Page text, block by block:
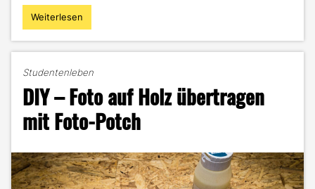
"DIY
Cyanotypie
Weiterlesen
Studentenleben
DIY – Foto auf Holz übertragen
mit Foto-Potch